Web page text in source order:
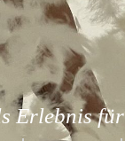
Erlebnis für